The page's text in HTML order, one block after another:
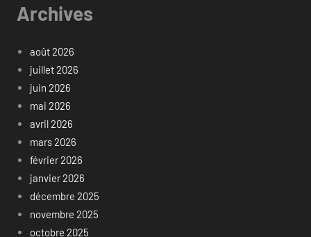
Archives
août 2026
juillet 2026
juin 2026
mai 2026
avril 2026
mars 2026
février 2026
janvier 2026
décembre 2025
novembre 2025
octobre 2025